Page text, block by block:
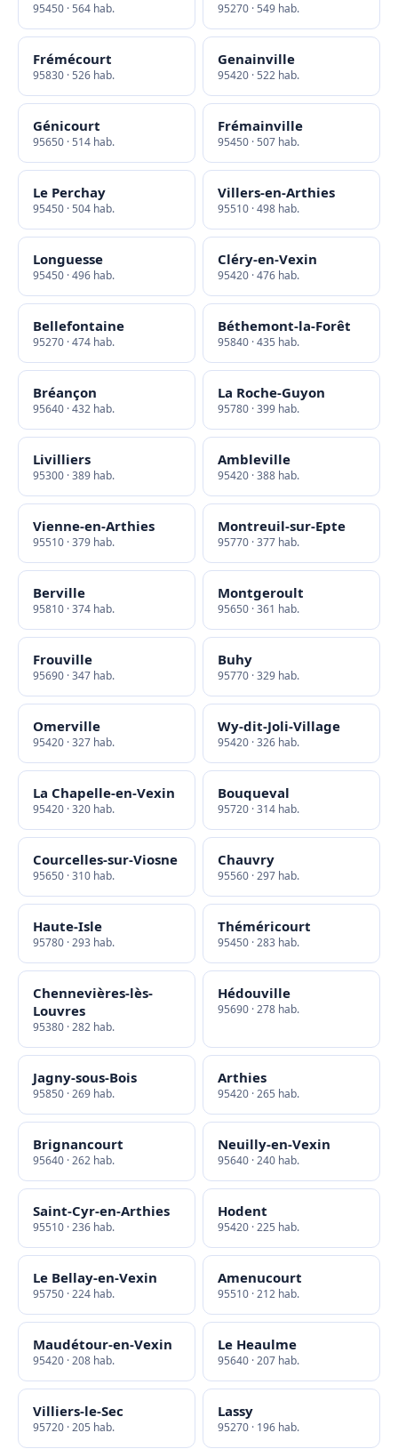
95450 · 564 hab. 95270 · 549 hab.
Frémécourt
95830 · 526 hab.
Genainville
95420 · 522 hab.
Génicourt
95650 · 514 hab.
Frémainville
95450 · 507 hab.
Le Perchay
95450 · 504 hab.
Villers-en-Arthies
95510 · 498 hab.
Longuesse
95450 · 496 hab.
Cléry-en-Vexin
95420 · 476 hab.
Bellefontaine
95270 · 474 hab.
Béthemont-la-Forêt
95840 · 435 hab.
Bréançon
95640 · 432 hab.
La Roche-Guyon
95780 · 399 hab.
Livilliers
95300 · 389 hab.
Ambleville
95420 · 388 hab.
Vienne-en-Arthies
95510 · 379 hab.
Montreuil-sur-Epte
95770 · 377 hab.
Berville
95810 · 374 hab.
Montgeroult
95650 · 361 hab.
Frouville
95690 · 347 hab.
Buhy
95770 · 329 hab.
Omerville
95420 · 327 hab.
Wy-dit-Joli-Village
95420 · 326 hab.
La Chapelle-en-Vexin
95420 · 320 hab.
Bouqueval
95720 · 314 hab.
Courcelles-sur-Viosne
95650 · 310 hab.
Chauvry
95560 · 297 hab.
Haute-Isle
95780 · 293 hab.
Théméricourt
95450 · 283 hab.
Chennevières-lès-
Louvres
95380 · 282 hab.
Hédouville
95690 · 278 hab.
Jagny-sous-Bois
95850 · 269 hab.
Arthies
95420 · 265 hab.
Brignancourt
95640 · 262 hab.
Neuilly-en-Vexin
95640 · 240 hab.
Saint-Cyr-en-Arthies
95510 · 236 hab.
Hodent
95420 · 225 hab.
Le Bellay-en-Vexin
95750 · 224 hab.
Amenucourt
95510 · 212 hab.
Maudétour-en-Vexin
95420 · 208 hab.
Le Heaulme
95640 · 207 hab.
Villiers-le-Sec
95720 · 205 hab.
Lassy
95270 · 196 hab.